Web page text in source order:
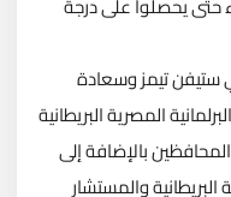
ستيفن تيمز وسعادة
المصرية البريطانية
بالإضافة إلى
والمستشار